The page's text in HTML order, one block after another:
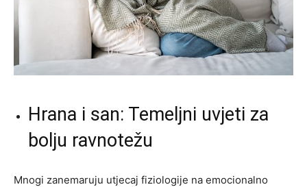
Hrana i san: Temeljni uvjeti za
bolju ravnotežu
Mnogi zanemaruju utjecaj fiziologije na emocionalno